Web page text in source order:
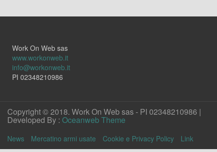
Work On Web sas
www.workonweb.it
info@workonweb.it
PI 02348210986
Copyright © 2018. Work On Web sas - PI 02348210986 |
Developed By : Oceanweb Theme
News Mercatino armi usate Cookie e Privacy Policy Link